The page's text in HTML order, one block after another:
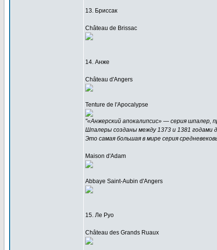
13. Бриссак
Château de Brissac
14. Анже
Château d'Angers
Tenture de l'Apocalypse
"«Анжерский апокалипсис» — серия шпалер,
Шпалеры созданы между 1373 и 1381 годами
Это самая большая в мире серия
Maison d'Adam
Abbaye Saint-Aubin d'Angers
15. Ле Руо
Château des Grands Ruaux